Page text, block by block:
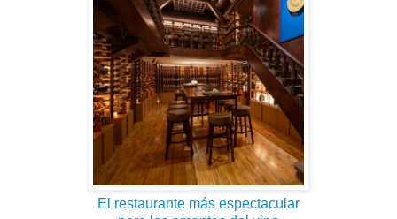
El restaurante más espectacular